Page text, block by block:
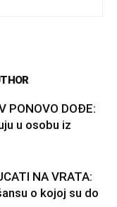
PONOVO DOĐE:
u osobu iz
NA VRATA:
o kojoj su do